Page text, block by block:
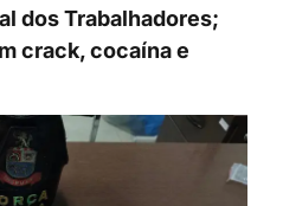
dos Trabalhadores;
crack, cocaína e